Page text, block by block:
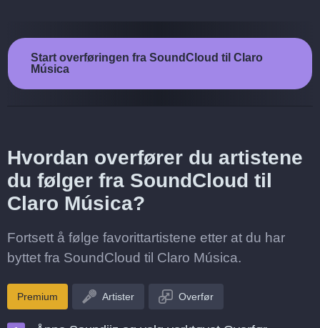
Start overføringen fra SoundCloud til Claro
Música
Hvordan overfører du artistene
du følger fra SoundCloud til
Claro Música?
Fortsett å følge favorittartistene etter at du har
byttet fra SoundCloud til Claro Música.
Premium Artister Overfør